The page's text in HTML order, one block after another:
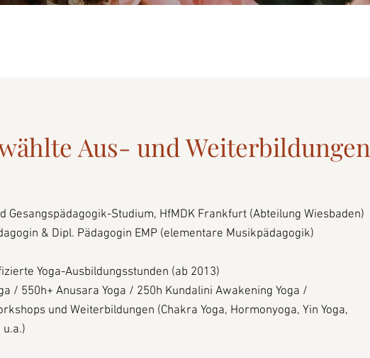
Aus- und Weiterbildungen
Gesangspädagogik-Studium, HfMDK Frankfurt (Abteilung Wiesbaden)
& Dipl. Pädagogin EMP (elementare Musikpädagogik)
Yoga-Ausbildungsstunden (ab 2013)
/ 550h+ Anusara Yoga / 250h Kundalini Awakening Yoga /
und Weiterbildungen (Chakra Yoga, Hormonyoga, Yin Yoga,
u.a.)